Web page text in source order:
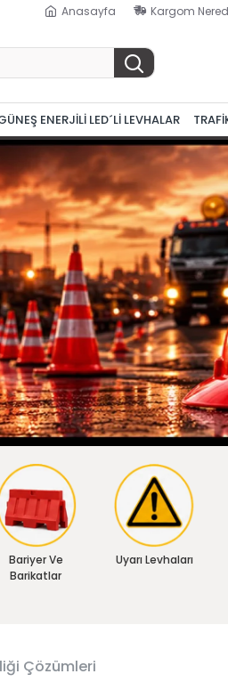
Anasayfa Kargom
ENERJİLİ LED´Lİ LEVHALAR
Bariyer Ve
Barikatlar
Uyarı Levhaları
Çözümleri